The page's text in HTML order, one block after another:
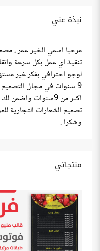
نبذة عني
لوجو احترافي بفكر غير
9 سنوات في مجال التصميم
اكثر من 9سنوات
تصميم الشعارات التجارية
وشكرا .
منتجاتي